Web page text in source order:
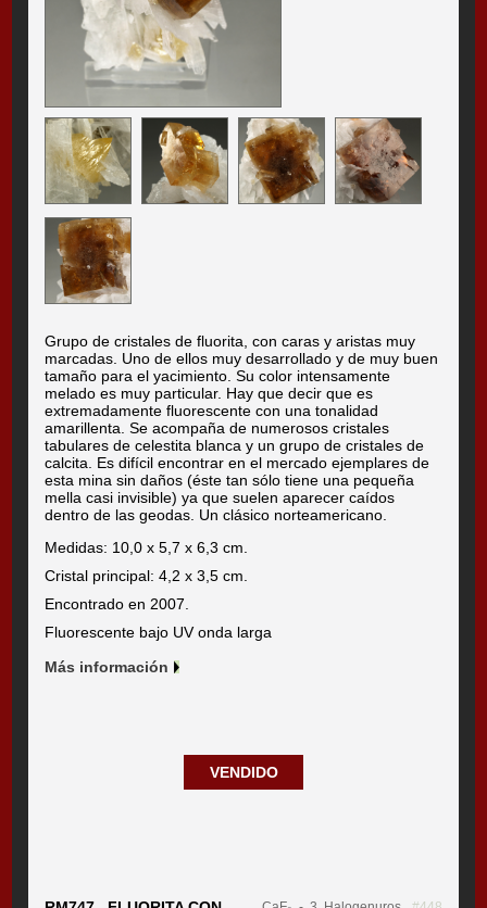
Grupo de cristales de fluorita, con caras y aristas muy
marcadas. Uno de ellos muy desarrollado y de muy buen
tamaño para el yacimiento. Su color intensamente
melado es muy particular. Hay que decir que es
extremadamente fluorescente con una tonalidad
amarillenta. Se acompaña de numerosos cristales
tabulares de celestita blanca y un grupo de cristales de
calcita. Es difícil encontrar en el mercado ejemplares de
esta mina sin daños (éste tan sólo tiene una pequeña
mella casi invisible) ya que suelen aparecer caídos
dentro de las geodas. Un clásico norteamericano.
Medidas: 10,0 x 5,7 x 6,3 cm.
Cristal principal: 4,2 x 3,5 cm.
Encontrado en 2007.
Fluorescente bajo UV onda larga
Más información
VENDIDO